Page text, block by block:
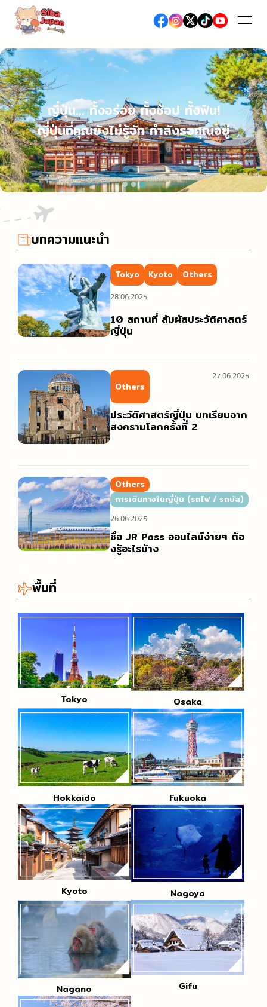
ฤดูกาล
ฤดูใบไม้ผลิ (เทศกาลชมซากุระ / ดื่มมัทฉะ)
ฤดูร้อน (เทศกาลดอกไม้ไฟ / เที่ยวทะเล / งานเทศกาลต่าง
ๆ)
ฤดูใบไม้ร่วง (ชมใบไม้เปลี่ยนสี)
ฤดูหนาว (หิมะ / ออนเซ็น / เทศกาลประดับไฟ)
อาหารและร้านอาหาร
อาหารญี่ปุ่น
อาหารท้องถิ่น
ซูชิ / เนื้อย่าง / ราเมง
ร้านอาหารหรู, ร้านอาหารระดับมิชลิน
สตรีทฟู้ด
ช้อปปิ้ง
ห้างสรรพสินค้าเอาท์เล็ต
ห้างสรรพสินค้า
ร้านขายยา / ร้านเครื่องสำอางค์
ร้านขายเครื่องใช้ไฟฟ้าและสินค้าปลอดภาษี
ร้านจำหน่ายการ์ตูนและสินค้าคาแรกเตอร์การ์ตูน
ร้านของฝาก
สถานที่ท่องเที่ยวทางธรรมชาติ
โรงแรม
ออนเซ็น / เรียวกัง
วัด / ศาลเจ้า / สถานที่ทางประวัติศาสตร์
สกี, สโนว์บอร์ด
สวนสนุก
เที่ยวญี่ปุ่นครั้งแรก
การเดินทางในญี่ปุ่น (รถไฟ / รถบัส)
รวมสำนวนภาษาญี่ปุ่นที่ใช้ได้จริง
แนะนำเกี่ยวกับมารยาทและวัฒนธรรม
ญี่ปุ่น… ทั้งอร่อย ทั้งช้อป ทั้งฟิน!
ญี่ปุ่นที่คุณยังไม่รู้จัก กำลังรอคุณอยู่
บทความแนะนำ
Tokyo Kyoto Others
10 สถานที่ สัมผัสประวัติศาสตร์
ญี่ปุ่น
28.06.2025
Others
ประวัติศาสตร์ญี่ปุ่น บทเรียนจาก
สงครามโลกครั้งที่ 2
27.06.2025
Others
การเดินทางในญี่ปุ่น (รถไฟ / รถบัส)
ซื้อ JR Pass ออนไลน์ง่ายๆ ต้อ
งรู้อะไรบ้าง
26.06.2025
พื้นที่
Tokyo Osaka
Hokkaido Fukuoka
Kyoto Nagoya
Nagano Gifu